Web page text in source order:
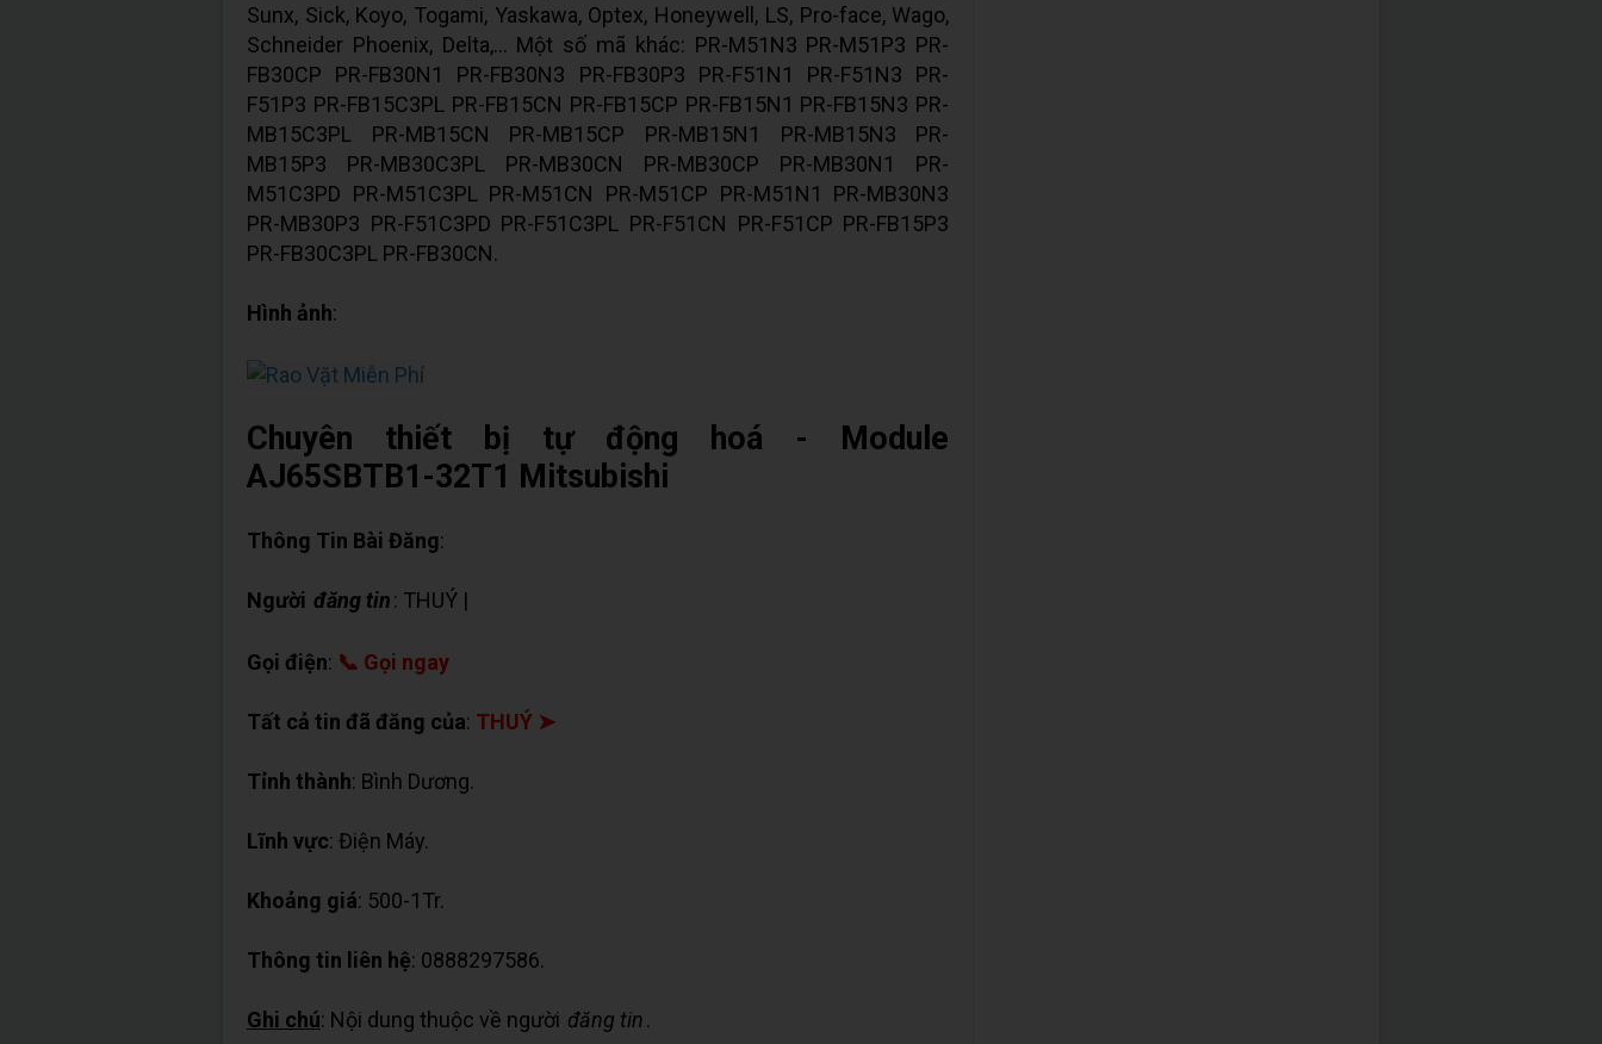
Sunx, Sick, Koyo, Togami, Yaskawa, Optex, Honeywell, LS, Pro-face, Wago,
Schneider Phoenix, Delta,... Một số mã khác: PR-M51N3 PR-M51P3 PR-
FB30CP PR-FB30N1 PR-FB30N3 PR-FB30P3 PR-F51N1 PR-F51N3 PR-
F51P3 PR-FB15C3PL PR-FB15CN PR-FB15CP PR-FB15N1 PR-FB15N3 PR-
MB15C3PL PR-MB15CN PR-MB15CP PR-MB15N1 PR-MB15N3 PR-
MB15P3 PR-MB30C3PL PR-MB30CN PR-MB30CP PR-MB30N1 PR-
M51C3PD PR-M51C3PL PR-M51CN PR-M51CP PR-M51N1 PR-MB30N3
PR-MB30P3 PR-F51C3PD PR-F51C3PL PR-F51CN PR-F51CP PR-FB15P3
PR-FB30C3PL PR-FB30CN.
Hình ảnh:
Chuyên thiết bị tự động hoá - Module
AJ65SBTB1-32T1 Mitsubishi
Thông Tin Bài Đăng:
Người đăng tin: THUÝ |
Gọi điện: 📞 Gọi ngay
Tất cả tin đã đăng của: THUÝ ➤
Tỉnh thành: Bình Dương.
Lĩnh vực: Điện Máy.
Khoảng giá: 500-1Tr.
Thông tin liên hệ: 0888297586.
Ghi chú: Nội dung thuộc về người đăng tin.